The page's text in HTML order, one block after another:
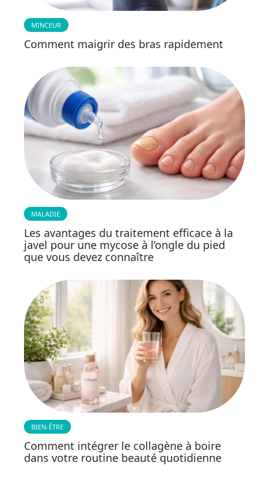
MINCEUR
Comment maigrir des bras rapidement
MALADIE
Les avantages du traitement efficace à la
javel pour une mycose à l’ongle du pied
que vous devez connaître
BIEN-ÊTRE
Comment intégrer le collagène à boire
dans votre routine beauté quotidienne